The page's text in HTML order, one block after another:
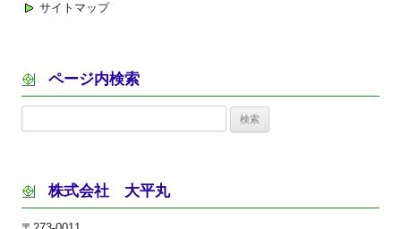
サイトマップ
ページ内検索
株式会社 大平丸